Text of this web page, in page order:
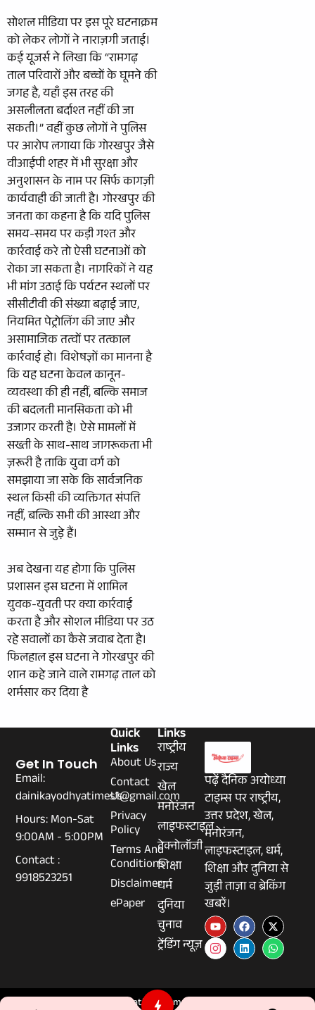
सोशल मीडिया पर इस पूरे घटनाक्रम
को लेकर लोगों ने नाराज़गी जताई।
कई यूजर्स ने लिखा कि “रामगढ़
ताल परिवारों और बच्चों के घूमने की
जगह है, यहाँ इस तरह की
असलीलता बर्दाश्त नहीं की जा
सकती।” वहीं कुछ लोगों ने पुलिस
पर आरोप लगाया कि गोरखपुर जैसे
वीआईपी शहर में भी सुरक्षा और
अनुशासन के नाम पर सिर्फ कागज़ी
कार्यवाही की जाती है। गोरखपुर की
जनता का कहना है कि यदि पुलिस
समय-समय पर कड़ी गश्त और
कार्रवाई करे तो ऐसी घटनाओं को
रोका जा सकता है। नागरिकों ने यह
भी मांग उठाई कि पर्यटन स्थलों पर
सीसीटीवी की संख्या बढ़ाई जाए,
नियमित पेट्रोलिंग की जाए और
असामाजिक तत्वों पर तत्काल
कार्रवाई हो। विशेषज्ञों का मानना है
कि यह घटना केवल कानून-
व्यवस्था की ही नहीं, बल्कि समाज
की बदलती मानसिकता को भी
उजागर करती है। ऐसे मामलों में
सख्ती के साथ-साथ जागरूकता भी
ज़रूरी है ताकि युवा वर्ग को
समझाया जा सके कि सार्वजनिक
स्थल किसी की व्यक्तिगत संपत्ति
नहीं, बल्कि सभी की आस्था और
सम्मान से जुड़े हैं।
अब देखना यह होगा कि पुलिस
प्रशासन इस घटना में शामिल
युवक-युवती पर क्या कार्रवाई
करता है और सोशल मीडिया पर उठ
रहे सवालों का कैसे जवाब देता है।
फिलहाल इस घटना ने गोरखपुर की
शान कहे जाने वाले रामगढ़ ताल को
शर्मसार कर दिया है
पढ़ें दैनिक अयोध्या
टाइम्स पर राष्ट्रीय,
उत्तर प्रदेश, खेल,
मनोरंजन,
लाइफस्टाइल, धर्म,
शिक्षा और दुनिया से
जुड़ी ताज़ा व ब्रेकिंग
खबरें।
Links
राष्ट्रीय
राज्य
खेल
मनोरंजन
लाइफस्टाइल
टेक्नोलॉजी
शिक्षा
धर्म
दुनिया
चुनाव
ट्रेंडिंग न्यूज़
Quick
Links
About Us
Contact
Us
Privacy
Policy
Terms And
Conditions
Disclaimer
ePaper
Get In Touch
Email:
dainikayodhyatimes1@gmail.com
Hours: Mon-Sat
9:00AM - 5:00PM
Contact :
9918523251
© 2026 Dainikayodhyatimes.com - All Rights Reserved.